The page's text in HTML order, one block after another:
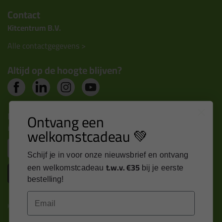
Contact
Kitcentrum B.V.
Alle contactgegevens >
Altijd op de hoogte blijven?
Nieuws, tips en exclusieve deals rechtstreeks in je
inbox
Inschrijven
Kitcentrum is trots op:
Ontvang een
welkomstcadeau 💚
Schijf je in voor onze nieuwsbrief en ontvang
een welkomstcadeau t.w.v. €35 bij je eerste
bestelling!
Email